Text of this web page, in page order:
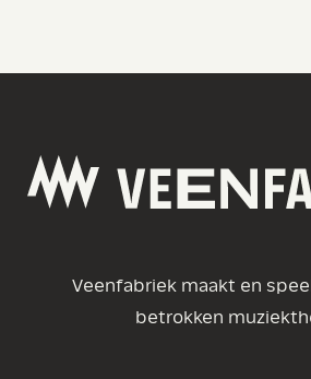
Veenfabriek maakt en
betrokken